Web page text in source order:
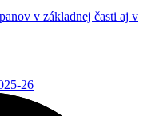
v základnej časti aj v